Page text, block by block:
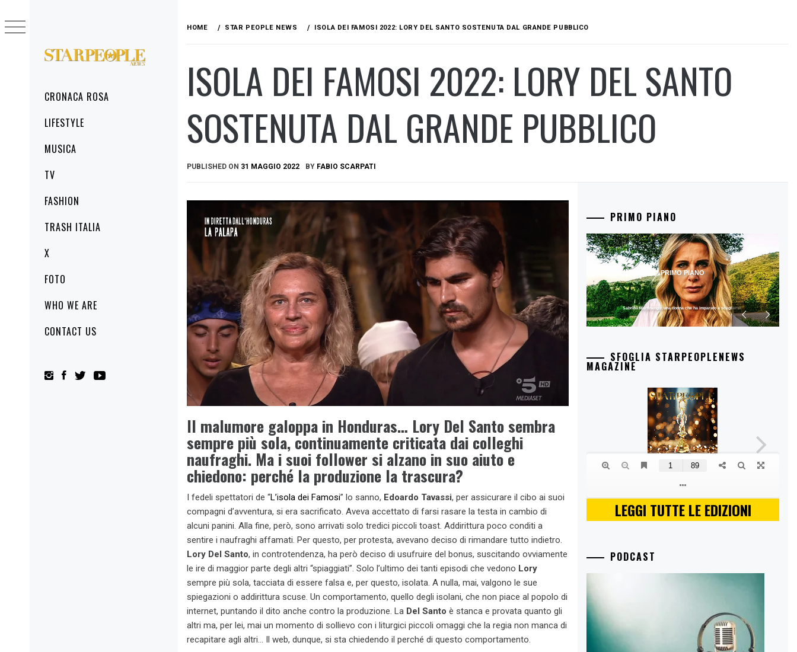
STARPEOPLENEWS
MenuCRONACA ROSA
LIFESTYLE
MUSICA
TV
FASHION
TRASH ITALIA
X
FOTO
WHO WE ARE
CONTACT US
to
content
HOME STAR PEOPLE NEWS ISOLA DEI FAMOSI 2022: LORY DEL SANTO SOSTENUTA DAL GRANDE PUBBLICO
ISOLA DEI FAMOSI 2022: LORY DEL SANTO
SOSTENUTA DAL GRANDE PUBBLICO
PUBLISHED ON 31 MAGGIO 2022 BY FABIO SCARPATI
Il malumore galoppa in Honduras… Lory Del Santo sembra
sempre più sola, continuamente criticata dai colleghi
naufraghi. Ma i suoi follower si alzano in suo aiuto e
chiedono: perché la produzione la trascura?
I fedeli spettatori de “L’isola dei Famosi” lo sanno, Edoardo Tavassi, per assicurare il cibo ai suoi
compagni d’avventura, si era sacrificato. Aveva accettato di farsi rasare la testa in cambio di
alcuni panini. Alla fine, però, sono arrivati solo tredici piccoli toast. Addirittura poco conditi a
sentire i naufraghi affamati. Per questo, per protesta, avevano deciso di rimandare tutto indietro.
Lory Del Santo, in controtendenza, ha però deciso di usufruire del bonus, suscitando ovviamente
le ire di maggior parte degli altri “spiaggiati”. Solo l’ultimo dei tanti episodi che vedono Lory
sempre più sola, tacciata di essere falsa e, per questo, isolata. A nulla, mai, valgono le sue
spiegazioni o addirittura scuse. Un comportamento, quello degli isolani, che non piace al popolo di
internet, puntando il dito anche contro la produzione. La Del Santo è stanca e provata quanto gli
altri ma, per lei, mai un momento di sollievo con i liturgici piccoli omaggi che la regia non manca di
recapitare agli altri… Il web, dunque, si sta chiedendo il perché di questo comportamento.
PRIMO PIANO
Sabrina Martinengo: una donna che ha imparato a scegliersi.
PRIMO PIANO
SFOGLIA STARPEOPLENEWS
MAGAZINE
LEGGI TUTTE LE EDIZIONI
PODCAST